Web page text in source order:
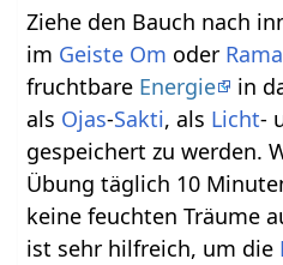
Ziehe den Bauch nach
im Geiste Om oder Rama
fruchtbare Energie in
als Ojas-Sakti, als Licht-
gespeichert zu werden.
Übung täglich 10
keine feuchten Träume
ist sehr hilfreich, um die